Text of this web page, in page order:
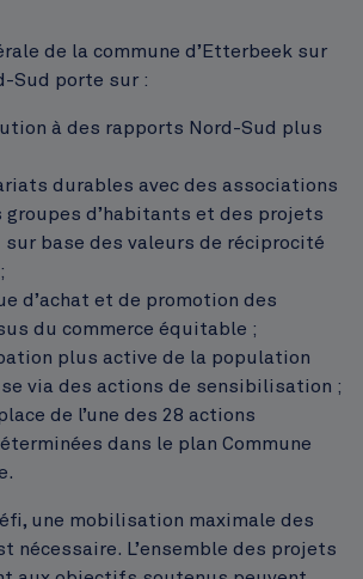
de la commune d’Etterbeek sur
Sud porte sur :
à des rapports Nord-Sud plus
durables avec des associations
groupes d’habitants et des projets
sur base des valeurs de réciprocité
d’achat et de promotion des
du commerce équitable ;
plus active de la population
via des actions de sensibilisation ;
de l’une des 28 actions
dans le plan Commune
une mobilisation maximale des
nécessaire. L’ensemble des projets